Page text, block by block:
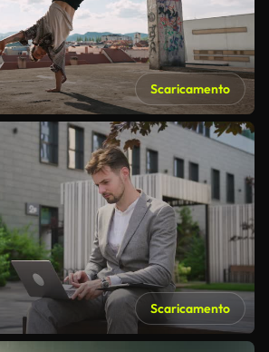
Scaricamento
Scaricamento